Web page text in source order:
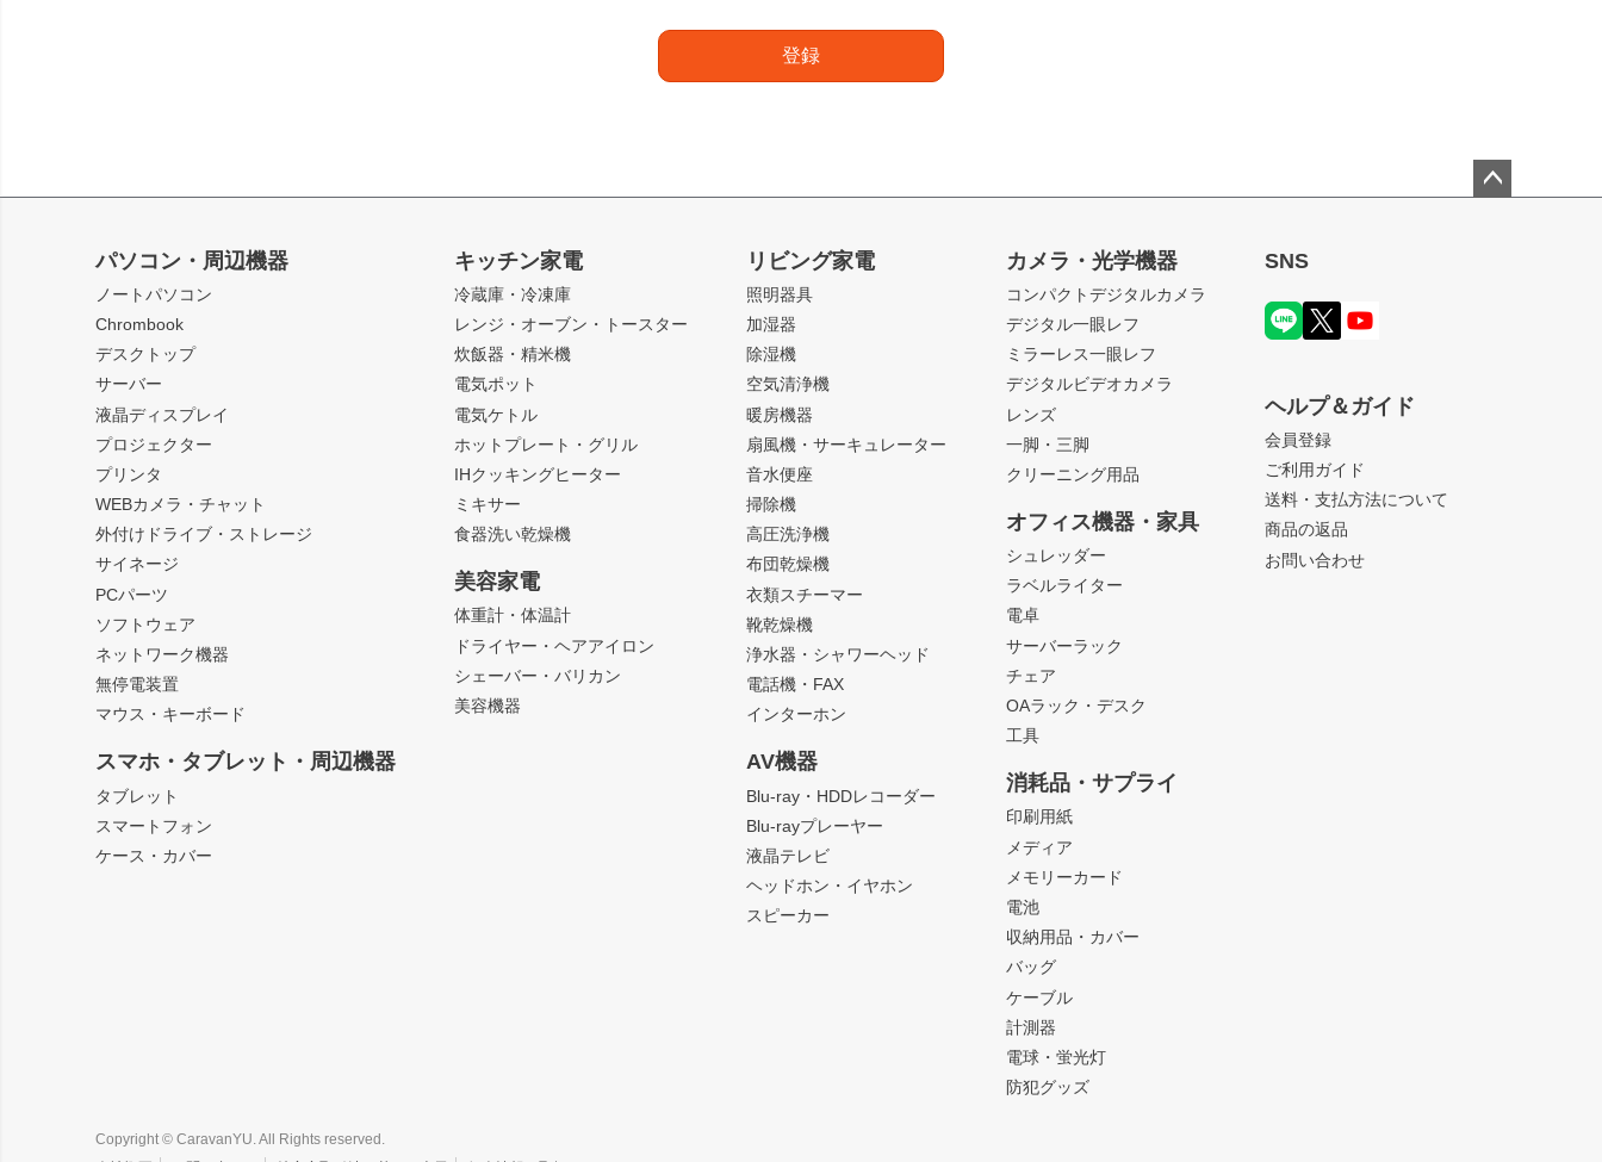
登録
パソコン・周辺機器
ノートパソコン
Chrombook
デスクトップ
サーバー
液晶ディスプレイ
プロジェクター
プリンタ
WEBカメラ・チャット
外付けドライブ・ストレージ
サイネージ
PCパーツ
ソフトウェア
ネットワーク機器
無停電装置
マウス・キーボード
スマホ・タブレット・周辺機器
タブレット
スマートフォン
ケース・カバー
キッチン家電
冷蔵庫・冷凍庫
レンジ・オーブン・トースター
炊飯器・精米機
電気ポット
電気ケトル
ホットプレート・グリル
IHクッキングヒーター
ミキサー
食器洗い乾燥機
美容家電
体重計・体温計
ドライヤー・ヘアアイロン
シェーバー・バリカン
美容機器
リビング家電
照明器具
加湿器
除湿機
空気清浄機
暖房機器
扇風機・サーキュレーター
音水便座
掃除機
高圧洗浄機
布団乾燥機
衣類スチーマー
靴乾燥機
浄水器・シャワーヘッド
電話機・FAX
インターホン
AV機器
Blu-ray・HDDレコーダー
Blu-rayプレーヤー
液晶テレビ
ヘッドホン・イヤホン
スピーカー
カメラ・光学機器
コンパクトデジタルカメラ
デジタル一眼レフ
ミラーレス一眼レフ
デジタルビデオカメラ
レンズ
一脚・三脚
クリーニング用品
オフィス機器・家具
シュレッダー
ラベルライター
電卓
サーバーラック
チェア
OAラック・デスク
工具
消耗品・サプライ
印刷用紙
メディア
メモリーカード
電池
収納用品・カバー
バッグ
ケーブル
計測器
電球・蛍光灯
防犯グッズ
SNS
ヘルプ＆ガイド
会員登録
ご利用ガイド
送料・支払方法について
商品の返品
お問い合わせ
Copyright © CaravanYU. All Rights reserved.